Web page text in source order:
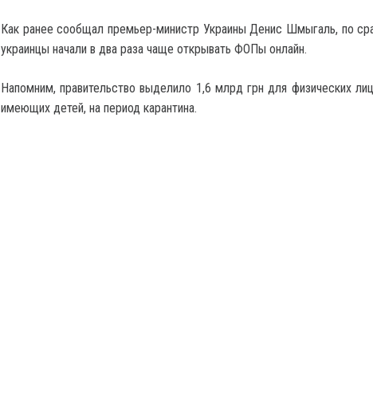
Как ранее сообщал премьер-министр Украины Денис Шмыгаль, по
украинцы начали в два раза чаще открывать ФОПы онлайн.
Напомним, правительство выделило 1,6 млрд грн для физических
имеющих детей, на период карантина.